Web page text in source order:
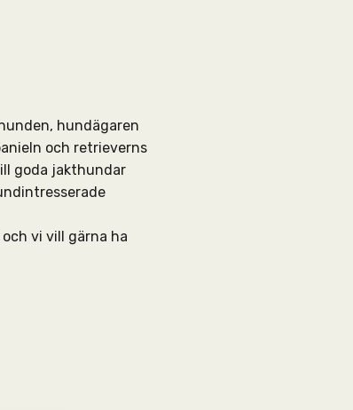
hundägaren
och retrieverns
goda jakthundar
vi vill gärna ha